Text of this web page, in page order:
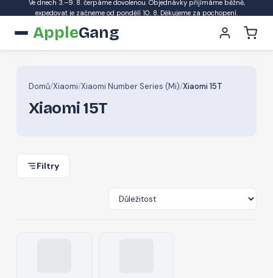
Ve dnech 3.–9. 8. čerpáme dovolenou. Objednávky přijímáme běžně,
expedovat je začneme od pondělí 10. 8. Děkujeme za pochopení.
AppleGang
Domů/Xiaomi/Xiaomi Number Series (Mi)/Xiaomi 15T
Xiaomi 15T
Filtry